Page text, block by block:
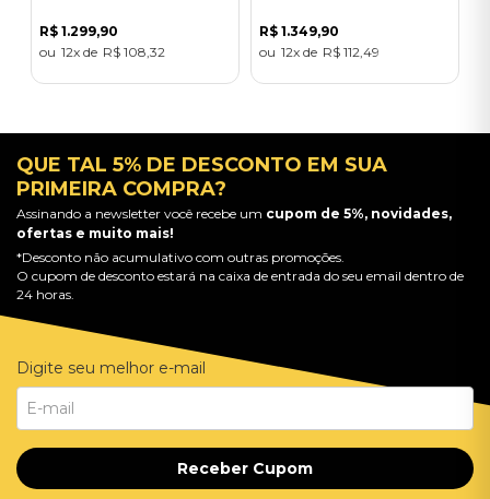
R$ 1.299,90
12
R$ 108 32
R$ 1.349,90
12
R$ 112 49
QUE TAL 5% DE DESCONTO EM SUA
PRIMEIRA COMPRA?
Assinando a newsletter você recebe um cupom de 5%, novidades,
ofertas e muito mais!
*Desconto não acumulativo com outras promoções.
O cupom de desconto estará na caixa de entrada do seu email dentro de
24 horas.
Digite seu melhor e-mail
Receber Cupom